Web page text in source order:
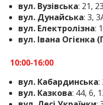
вул. Вузівська: 21,
вул. Дунайська: 3,
вул. Електролізна:
вул. Івана Огієнка
10:00-16:00
вул. Кабардинська:
вул. Казкова: 44, 6,